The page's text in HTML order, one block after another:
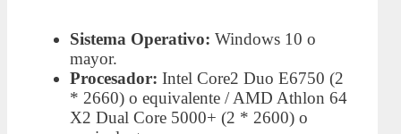
Sistema Operativo: Windows 10 o
mayor.
Procesador: Intel Core2 Duo E6750 (2
* 2660) o equivalente / AMD Athlon 64
X2 Dual Core 5000+ (2 * 2600) o